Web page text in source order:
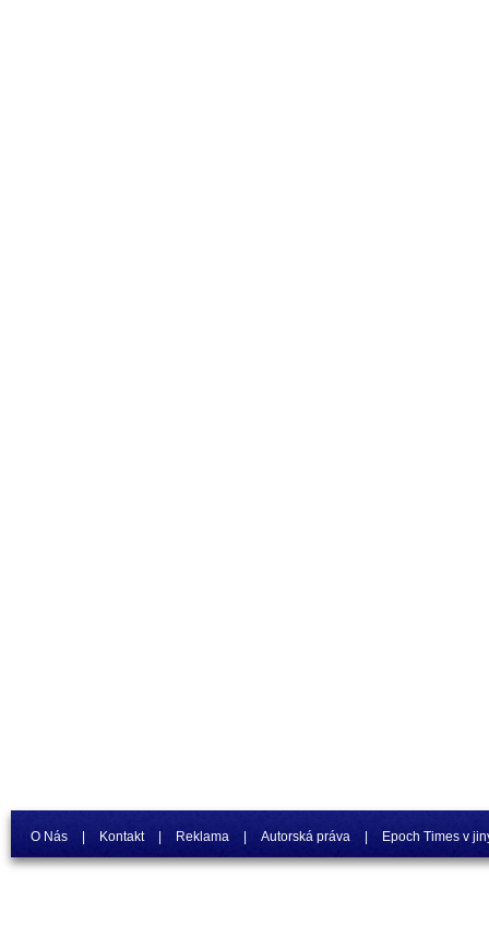
O Nás | Kontakt | Reklama | Autorská práva | Epoch Times v